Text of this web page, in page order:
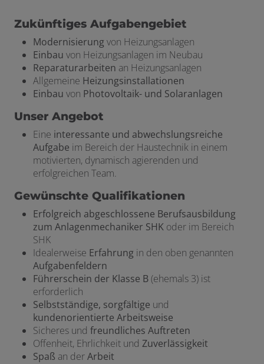
Zukünftiges Aufgabengebiet
Modernisierungvon Heizungsanlagen
Einbau von Heizungsanlagen im Neubau
Reparaturarbeiten an Heizungsanlagen
Allgemeine Heizungsinstallationen
Einbau von Photovoltaik- und Solaranlagen
Unser Angebot
Eine interessante und abwechslungsreiche
Aufgabe im Bereich der Haustechnik in einem
motivierten, dynamisch agierenden und
erfolgreichen Team.
Gewünschte Qualifikationen
Erfolgreich abgeschlossene Berufsausbildung
zum Anlagenmechaniker SHK oder im Bereich
SHK
Idealerweise Erfahrung in den oben genannten
Aufgabenfeldern
Führerschein der Klasse B(ehemals 3) ist
erforderlich
Selbstständige, sorgfältige und
kundenorientierte Arbeitsweise
Sicheres und freundliches Auftreten
Offenheit, Ehrlichkeit und Zuverlässigkeit
Spaß an derArbeit